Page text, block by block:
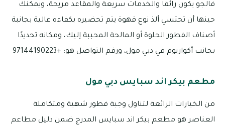
فالجو يكون رائقًا والخدمات سريعة والمقاعد مريحة، ويمكنك
حينها أن تحتسي ألذ نوع قهوة يتم تحضيره بكفاءة عالية بجانبة
أصناف الفطور الحلوة أو المالحة المحببة إليك، ومكانه تحديدًا
بجانب أكواريوم في دبي مول، ورقم التواصل هو: +97144190223
مطعم بيكر اند سبايس دبي مول
من الخيارات الرائعة لتناول وجبة فطور شهية ومتكاملة
العناصر هو مطعم بيكر اند سبايس المدرج ضمن دليل مطاعم